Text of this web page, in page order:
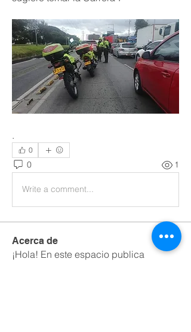
.
0
0 1
Write a comment...
Acerca de
¡Hola! En este espacio publica